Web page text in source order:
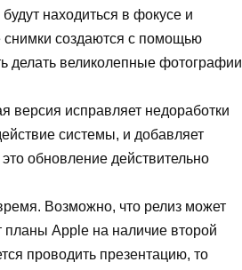
находиться в фокусе и
снимки создаются с помощью
делать великолепные фотографии
версия исправляет недоработки
системы, и добавляет
обновление действительно
Возможно, что релиз может
Apple на наличие второй
проводить презентацию, то